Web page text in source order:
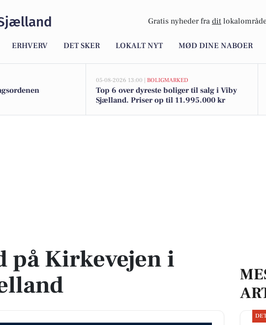
Gratis nyheder fra dit
ERHVERV DET SKER LOKALT NYT MØD DINE NABOER
05-08-2026 13:00 | BOLIGMARKED
Top 6 over dyreste boliger til salg i Viby
Sjælland. Priser op til 11.995.000 kr
Sjælland
på Kirkevejen i